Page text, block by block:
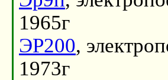
1965г
ЭР200,
1973г